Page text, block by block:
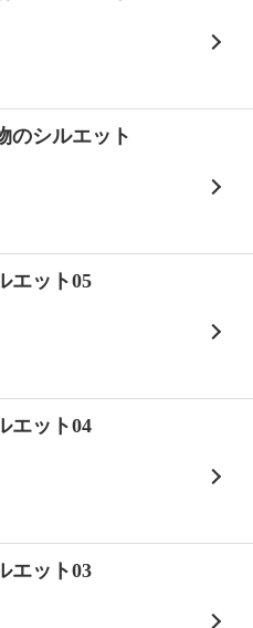
のシルエット
エット05
エット04
エット03